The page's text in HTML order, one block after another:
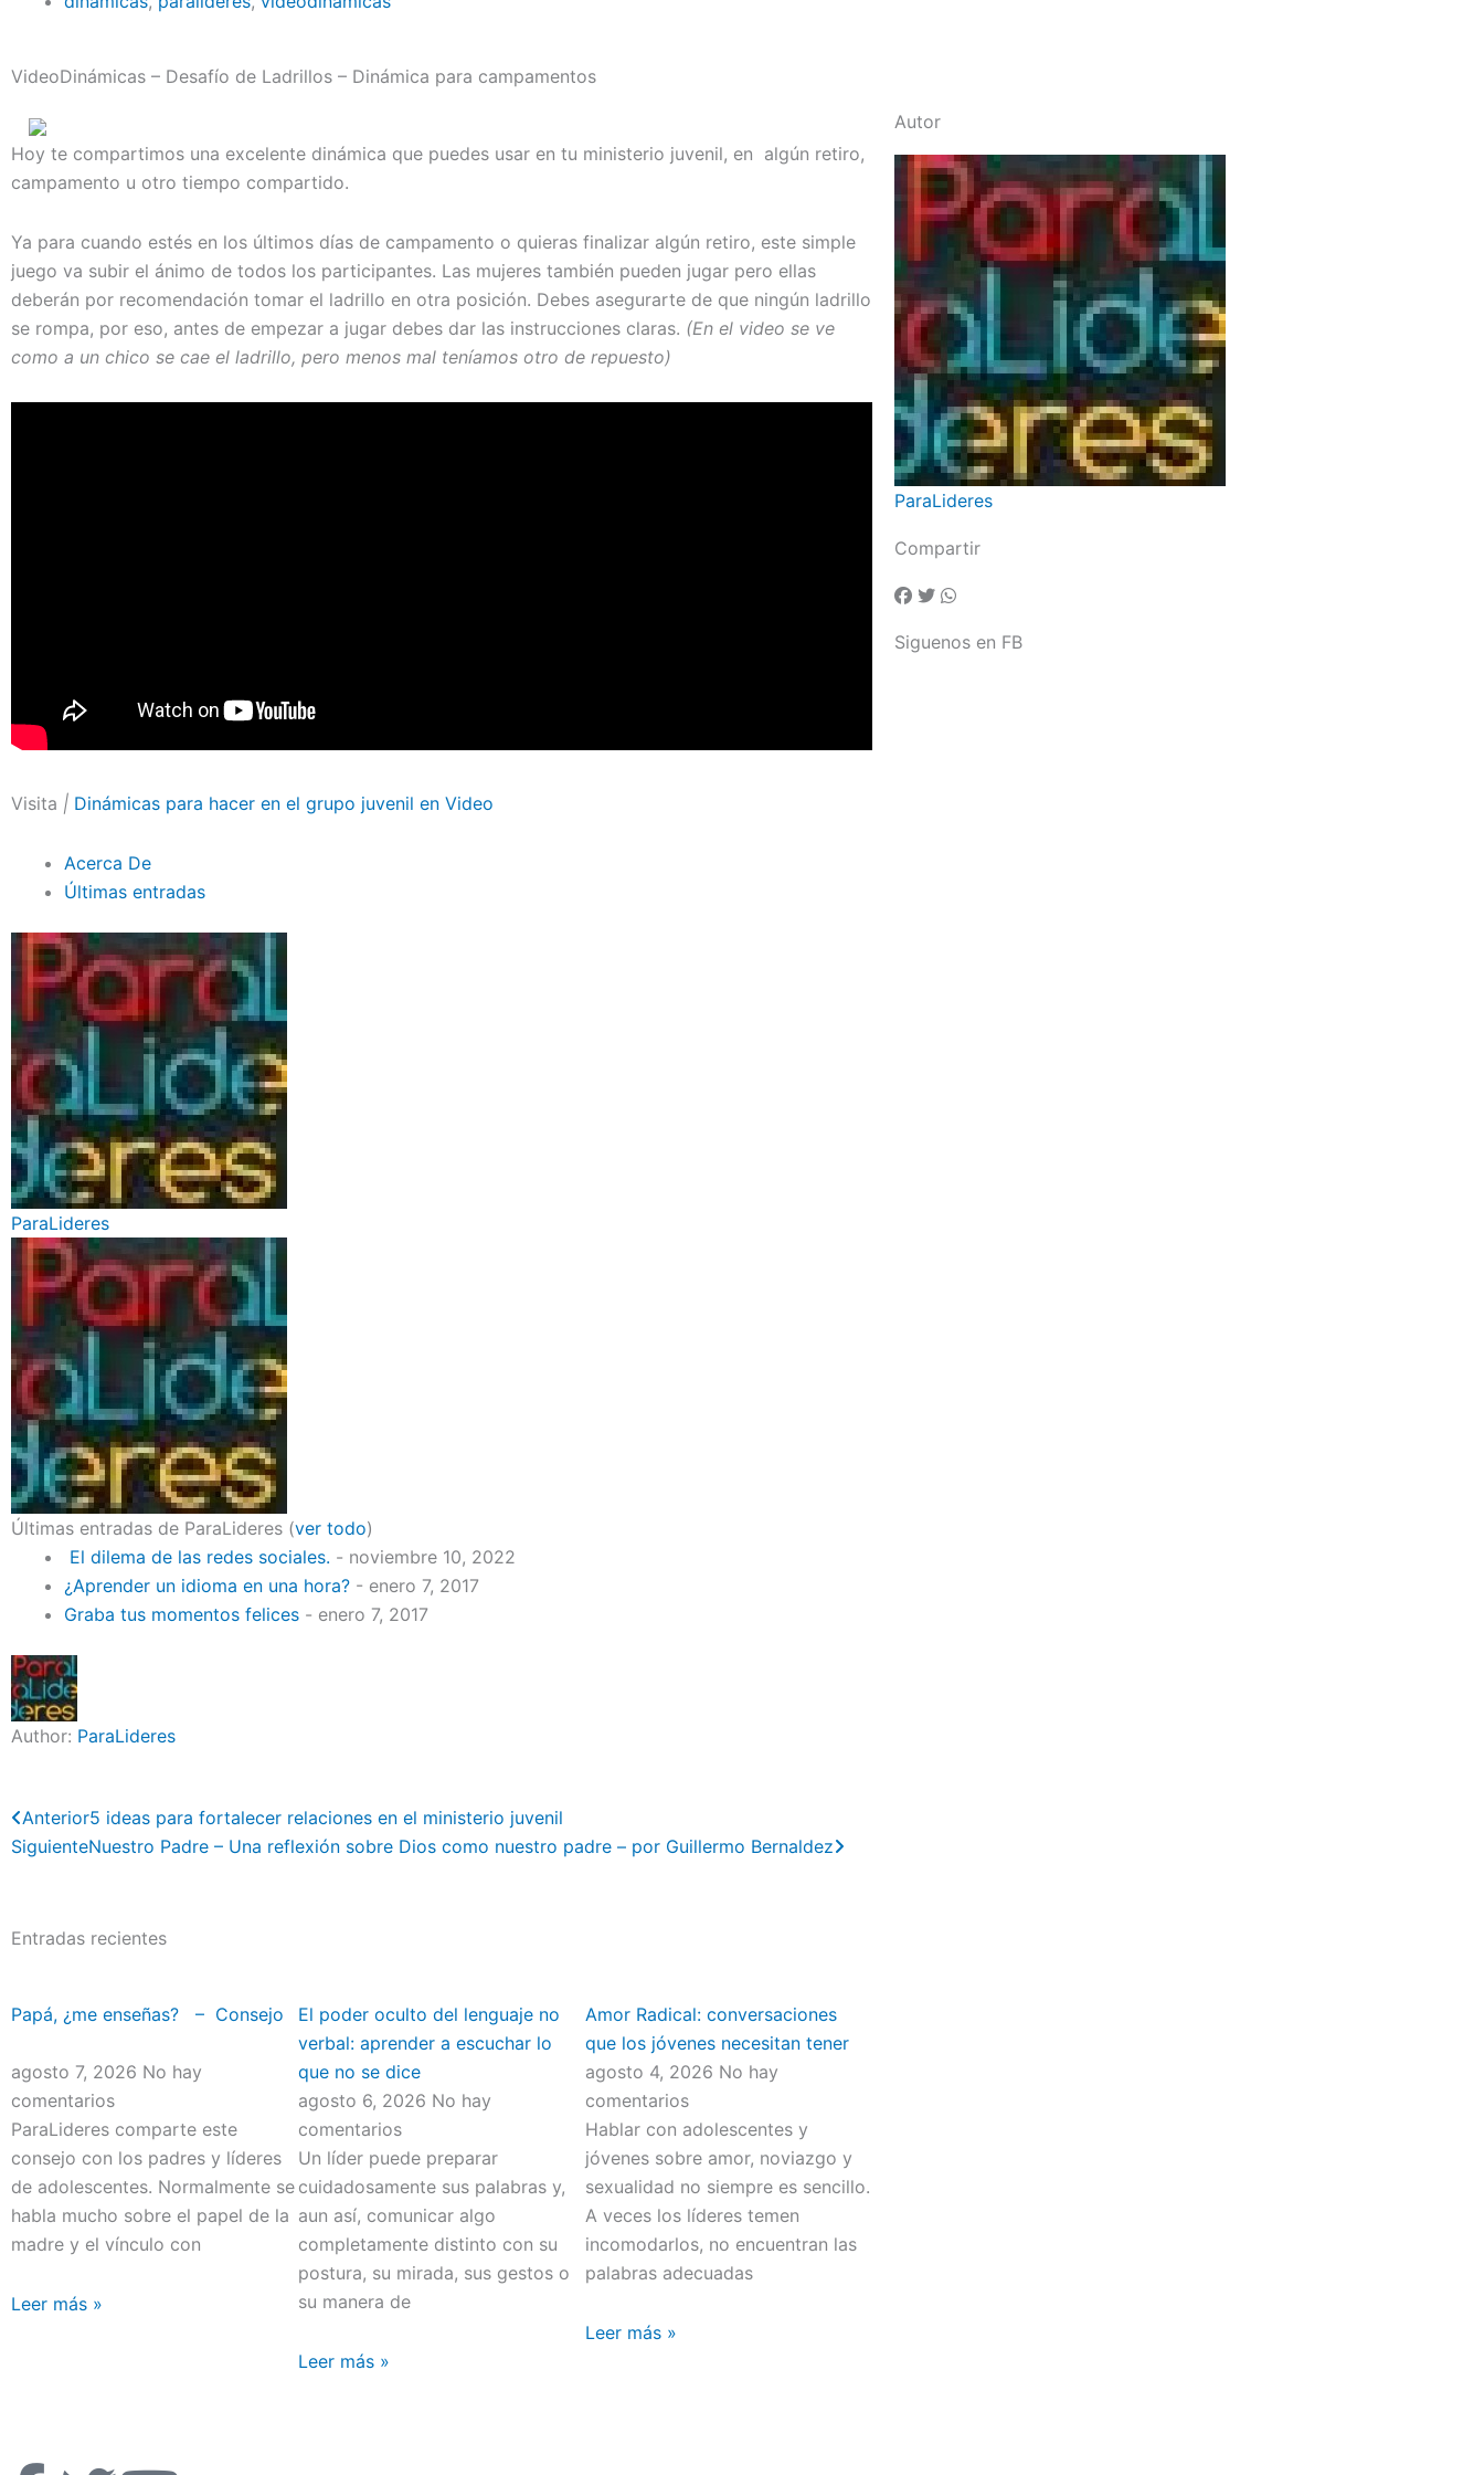
VideoDinámicas – Desafío de Ladrillos – Dinámica para campamentos
Hoy te compartimos una excelente dinámica que puedes usar en tu ministerio juvenil, en algún retiro,
campamento u otro tiempo compartido.
Ya para cuando estés en los últimos días de campamento o quieras finalizar algún retiro, este simple
juego va subir el ánimo de todos los participantes. Las mujeres también pueden jugar pero ellas
deberán por recomendación tomar el ladrillo en otra posición. Debes asegurarte de que ningún ladrillo
se rompa, por eso, antes de empezar a jugar debes dar las instrucciones claras. (En el video se ve
como a un chico se cae el ladrillo, pero menos mal teníamos otro de repuesto)
Visita | Dinámicas para hacer en el grupo juvenil en Video
Acerca De
Últimas entradas
ParaLideres
Últimas entradas de ParaLideres (ver todo)
El dilema de las redes sociales. - noviembre 10, 2022
¿Aprender un idioma en una hora? - enero 7, 2017
Graba tus momentos felices - enero 7, 2017
Author: ParaLideres
Previo
Anterior5 ideas para fortalecer relaciones en el ministerio juvenil
SiguienteNuestro Padre – Una reflexión sobre Dios como nuestro padre – por Guillermo Bernaldez
Entradas recientes
Papá, ¿me enseñas? – Consejo
agosto 7, 2026 No hay
comentarios
ParaLideres comparte este
consejo con los padres y líderes
de adolescentes. Normalmente se
habla mucho sobre el papel de la
madre y el vínculo con
Leer más »
El poder oculto del lenguaje no
verbal: aprender a escuchar lo
que no se dice
agosto 6, 2026 No hay
comentarios
Un líder puede preparar
cuidadosamente sus palabras y,
aun así, comunicar algo
completamente distinto con su
postura, su mirada, sus gestos o
su manera de
Leer más »
Amor Radical: conversaciones
que los jóvenes necesitan tener
agosto 4, 2026 No hay
comentarios
Hablar con adolescentes y
jóvenes sobre amor, noviazgo y
sexualidad no siempre es sencillo.
A veces los líderes temen
incomodarlos, no encuentran las
palabras adecuadas
Leer más »
Autor
ParaLideres
Compartir
Siguenos en FB